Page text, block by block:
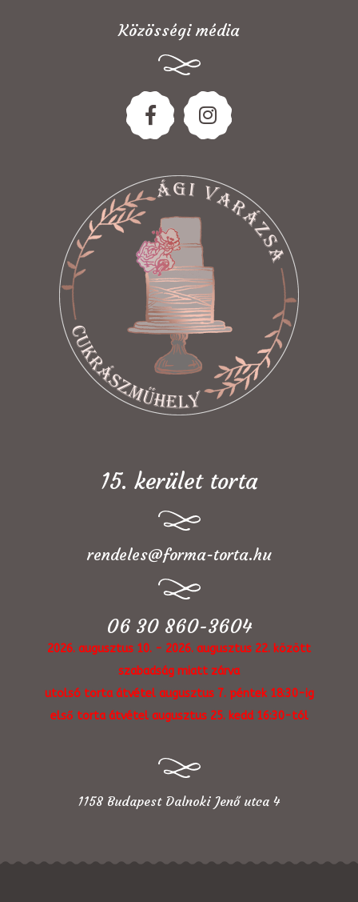
Közösségi média
15. kerület torta
rendeles@forma-torta.hu
06 30 860-3604
2026. augusztus 10. - 2026. augusztus 22. között
szabadság miatt zárva
utolsó torta átvétel augusztus 7. péntek 18:30-ig
első torta átvétel augusztus 25. kedd 16:30-tól
1158 Budapest Dalnoki Jenő utca 4